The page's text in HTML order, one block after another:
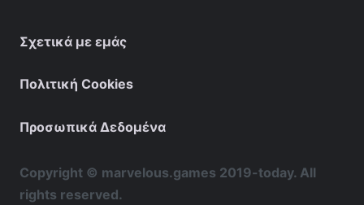
Σχετικά με εμάς
Πολιτική Cookies
Προσωπικά Δεδομένα
Copyright © marvelous.games 2019-today. All
rights reserved.